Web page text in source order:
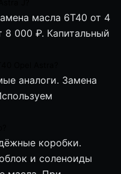
масла 6T40 от 4
8 000 ₽. Капитальный
аналоги. Замена
коробки.
и соленоиды